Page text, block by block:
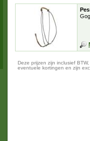
Deze prijzen zijn inclusief
eventuele kortingen en zijn